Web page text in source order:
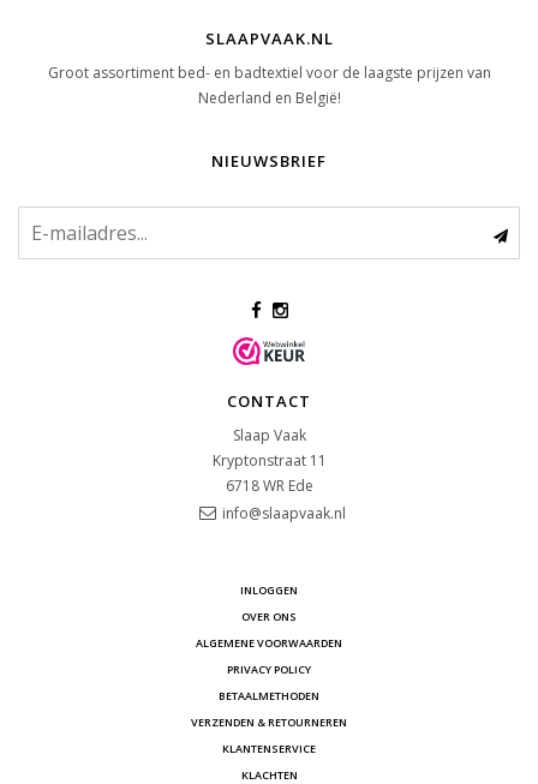
SLAAPVAAK.NL
Groot assortiment bed- en badtextiel voor de laagste prijzen van
Nederland en België!
NIEUWSBRIEF
CONTACT
Slaap Vaak
Kryptonstraat 11
6718 WR Ede
info@slaapvaak.nl
INLOGGEN
OVER ONS
ALGEMENE VOORWAARDEN
PRIVACY POLICY
BETAALMETHODEN
VERZENDEN & RETOURNEREN
KLANTENSERVICE
KLACHTEN